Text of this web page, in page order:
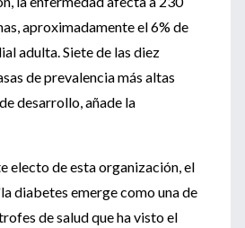
aproximadamente el 6% de
adulta. Siete de las diez
de prevalencia más altas
desarrollo, añade la
electo de esta organización, el
diabetes emerge como una de
de salud que ha visto el